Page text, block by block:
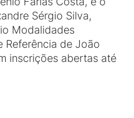
Sérgio Silva,
Modalidades
Referência de João
inscrições abertas até